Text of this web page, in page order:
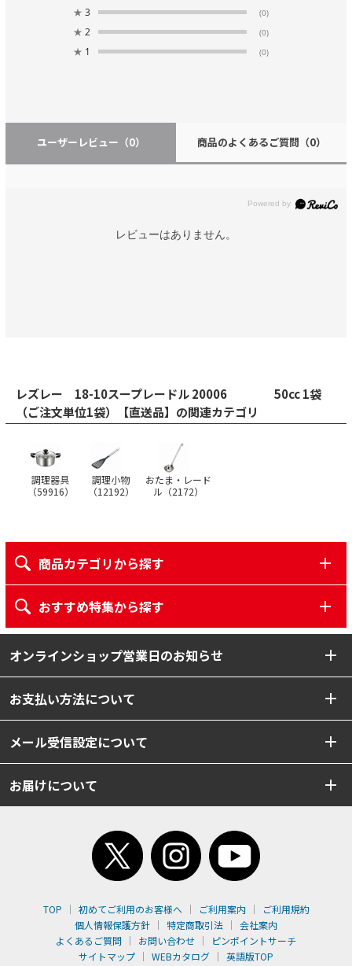
★ 3 (0)
★ 2 (0)
★ 1 (0)
ユーザーレビュー （0） 商品のよくあるご質問 （0）
レビューはありません。
レズレー 18-10スープレードル 20006 50cc 1袋
（ご注文単位1袋）【直送品】の関連カテゴリ
調理器具
（59916）
調理小物
（12192）
おたま・レード
ル（2172）
商品カテゴリから探す
おすすめ特集から探す
オンラインショップ営業日のお知らせ
お支払い方法について
メール受信設定について
お届けについて
TOP 初めてご利用のお客様へ ご利用案内
ご利用規約
個人情報保護方針
特定商取引法
会社案内
よくあるご質問
お問い合わせ
ピンポイントサーチ
サイトマップ
WEBカタログ 英語版TOP